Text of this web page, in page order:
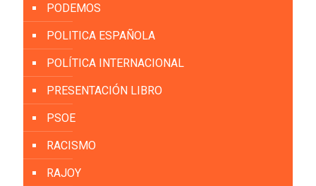
PODEMOS
POLITICA ESPAÑOLA
POLÍTICA INTERNACIONAL
PRESENTACIÓN LIBRO
PSOE
RACISMO
RAJOY